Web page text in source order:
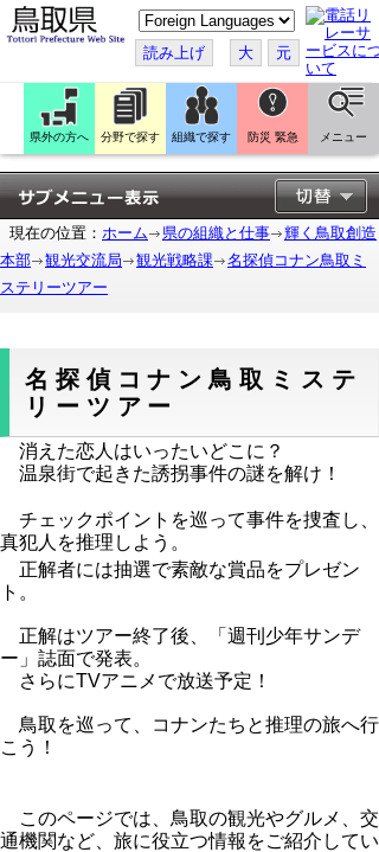
こ
の
ペ
ー
ジ
翻
訳
す
る
読み上げ 大 元
県外の方へ 分野で探す 組織で探す 防災 緊急 メニュー
現在の位置： ホーム 県の組織と仕事
輝く鳥取創造
本部
観光交流局 観光戦略課
名探偵コナン鳥取ミ
ステリーツアー
名探偵コナン鳥取ミステ
リーツアー
消えた恋人はいったいどこに？
温泉街で起きた誘拐事件の謎を解け！
チェックポイントを巡って事件を捜査し、
真犯人を推理しよう。
正解者には抽選で素敵な賞品をプレゼン
ト。
正解はツアー終了後、「週刊少年サンデ
ー」誌面で発表。
さらにTVアニメで放送予定！
鳥取を巡って、コナンたちと推理の旅へ行
こう！
このページでは、鳥取の観光やグルメ、交
通機関など、旅に役立つ情報をご紹介してい